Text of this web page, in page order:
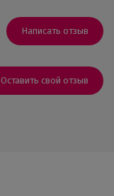
Написать отзыв
Оставить свой отзыв